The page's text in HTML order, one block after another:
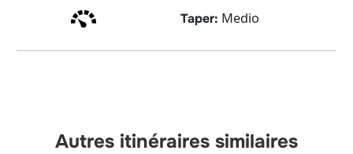
Taper: Medio
Autres itinéraires similaires